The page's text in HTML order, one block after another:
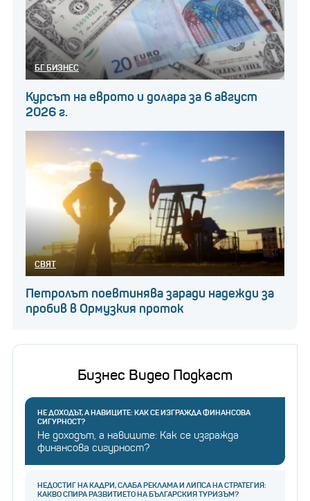
БГ БИЗНЕС
Курсът на еврото и долара за 6 август
2026 г.
СВЯТ
Петролът поевтинява заради надежди за
пробив в Ормузкия проток
Бизнес Видео Подкаст
НЕ ДОХОДЪТ, А НАВИЦИТЕ: КАК СЕ ИЗГРАЖДА ФИНАНСОВА
СИГУРНОСТ?
Не доходът, а навиците: Как се изгражда
финансова сигурност?
НЕДОСТИГ НА КАДРИ, СЛАБА РЕКЛАМА И ЛИПСА НА СТРАТЕГИЯ:
КАКВО СПИРА РАЗВИТИЕТО НА БЪЛГАРСКИЯ ТУРИЗЪМ?